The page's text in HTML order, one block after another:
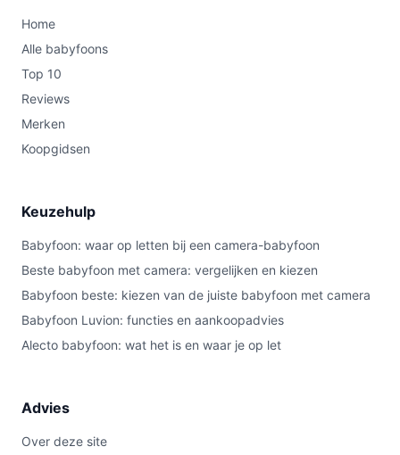
Home
Alle babyfoons
Top 10
Reviews
Merken
Koopgidsen
Keuzehulp
Babyfoon: waar op letten bij een camera-babyfoon
Beste babyfoon met camera: vergelijken en kiezen
Babyfoon beste: kiezen van de juiste babyfoon met camera
Babyfoon Luvion: functies en aankoopadvies
Alecto babyfoon: wat het is en waar je op let
Advies
Over deze site